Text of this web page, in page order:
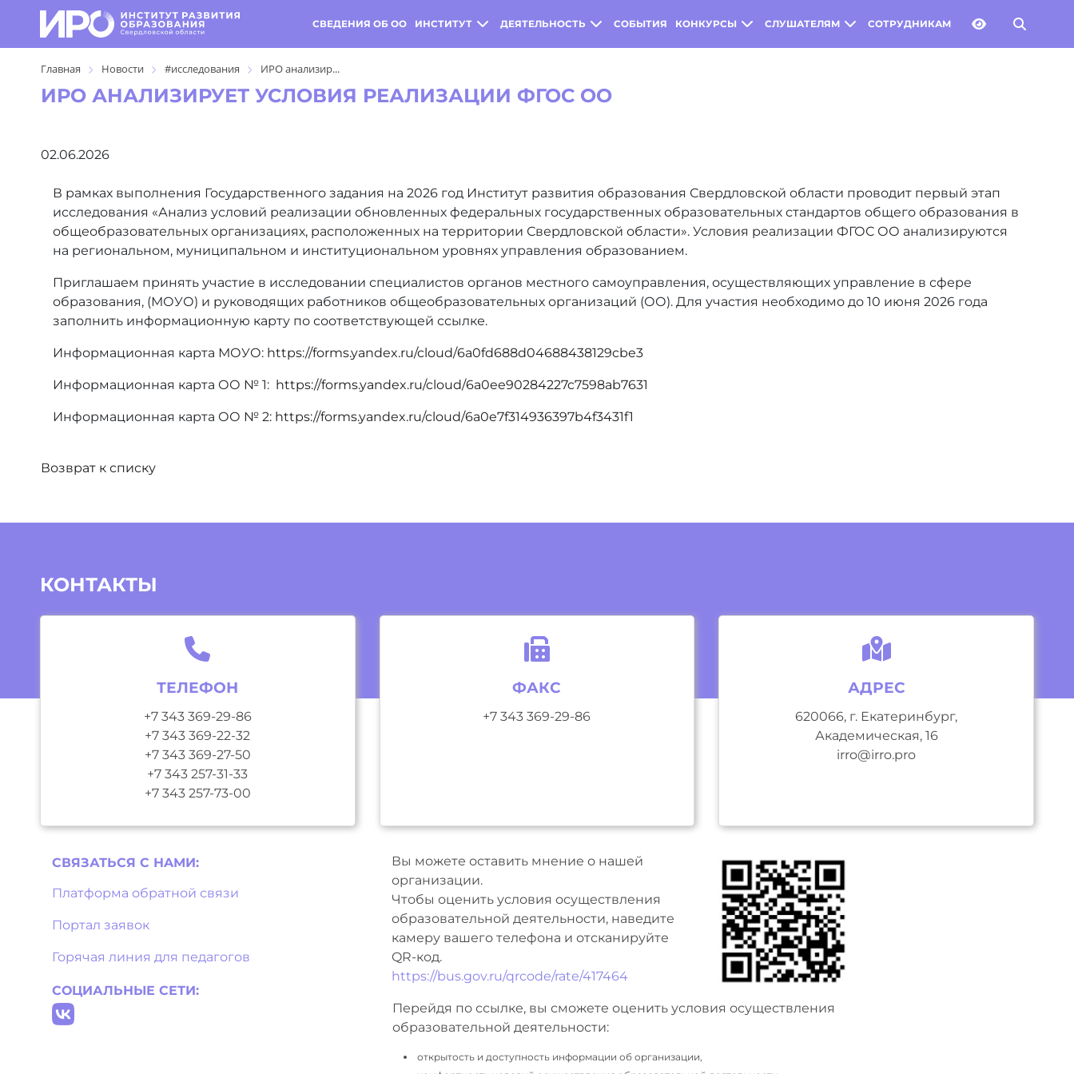
СВЕДЕНИЯ ОБ ОО ИНСТИТУТ ДЕЯТЕЛЬНОСТЬ СОБЫТИЯ КОНКУРСЫ СЛУШАТЕЛЯМ СОТРУДНИКАМ
Главная Новости #исследования ИРО анализир...
ИРО АНАЛИЗИРУЕТ УСЛОВИЯ РЕАЛИЗАЦИИ ФГОС ОО
02.06.2026
В рамках выполнения Государственного задания на 2026 год Институт развития образования Свердловской области проводит первый этап
исследования «Анализ условий реализации обновленных федеральных государственных образовательных стандартов общего образования в
общеобразовательных организациях, расположенных на территории Свердловской области». Условия реализации ФГОС ОО анализируются
на региональном, муниципальном и институциональном уровнях управления образованием.
Приглашаем принять участие в исследовании специалистов органов местного самоуправления, осуществляющих управление в сфере
образования, (МОУО) и руководящих работников общеобразовательных организаций (ОО). Для участия необходимо до 10 июня 2026 года
заполнить информационную карту по соответствующей ссылке.
Информационная карта МОУО: https://forms.yandex.ru/cloud/6a0fd688d04688438129cbe3
Информационная карта ОО № 1: https://forms.yandex.ru/cloud/6a0ee90284227c7598ab7631
Информационная карта ОО № 2: https://forms.yandex.ru/cloud/6a0e7f314936397b4f3431f1
Возврат к списку
КОНТАКТЫ
ТЕЛЕФОН
+7 343 369-29-86
+7 343 369-22-32
+7 343 369-27-50
+7 343 257-31-33
+7 343 257-73-00
ФАКС
+7 343 369-29-86
АДРЕС
620066, г. Екатеринбург,
Академическая, 16
irro@irro.pro
СВЯЗАТЬСЯ С НAМИ:
Платформа обратной связи
Портал заявок
Горячая линия для педагогов
СОЦИАЛЬНЫЕ СЕТИ:
Вы можете оставить мнение о нашей
организации.
Чтобы оценить условия осуществления
образовательной деятельности, наведите
камеру вашего телефона и отсканируйте
QR-код.
https://bus.gov.ru/qrcode/rate/417464
Перейдя по ссылке, вы сможете оценить условия осуществления
образовательной деятельности:
открытость и доступность информации об организации,